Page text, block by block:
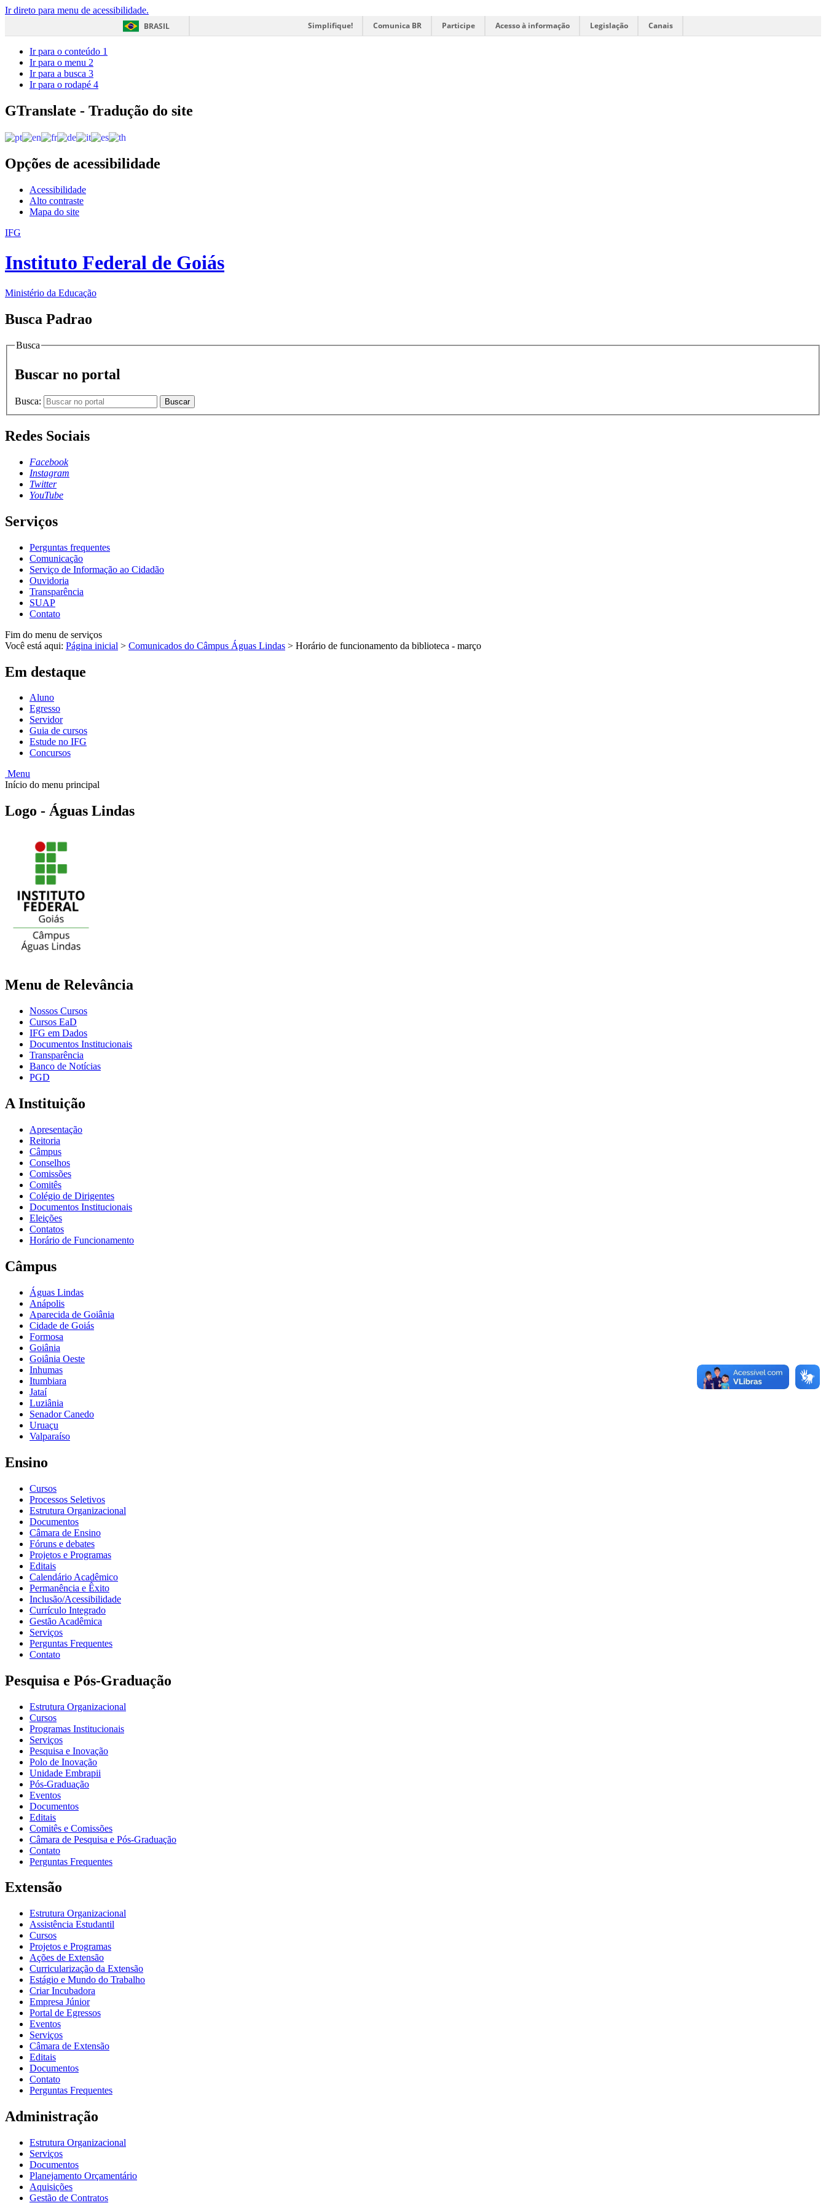
Ir direto para menu de acessibilidade.
BRASIL
Simplifique! Comunica BR Participe Acesso à informação Legislação Canais
Ir para o conteúdo 1
Ir para o menu 2
Ir para a busca 3
Ir para o rodapé 4
GTranslate - Tradução do site
Opções de acessibilidade
Acessibilidade
Alto contraste
Mapa do site
IFG
Instituto Federal de Goiás
Ministério da Educação
Busca Padrao
Busca
Buscar no portal
Busca: Buscar
Redes Sociais
Facebook
Instagram
Twitter
YouTube
Serviços
Perguntas frequentes
Comunicação
Serviço de Informação ao Cidadão
Ouvidoria
Transparência
SUAP
Contato
Fim do menu de serviços
Você está aqui: Página inicial > Comunicados do Câmpus Águas Lindas > Horário de funcionamento da biblioteca - março
Em destaque
Aluno
Egresso
Servidor
Guia de cursos
Estude no IFG
Concursos
Menu
Início do menu principal
Logo - Águas Lindas
Menu de Relevância
Nossos Cursos
Cursos EaD
IFG em Dados
Documentos Institucionais
Transparência
Banco de Notícias
PGD
A Instituição
Apresentação
Reitoria
Câmpus
Conselhos
Comissões
Comitês
Colégio de Dirigentes
Documentos Institucionais
Eleições
Contatos
Horário de Funcionamento
Câmpus
Águas Lindas
Anápolis
Aparecida de Goiânia
Cidade de Goiás
Formosa
Goiânia
Goiânia Oeste
Inhumas
Itumbiara
Jataí
Luziânia
Senador Canedo
Uruaçu
Valparaíso
Ensino
Cursos
Processos Seletivos
Estrutura Organizacional
Documentos
Câmara de Ensino
Fóruns e debates
Projetos e Programas
Editais
Calendário Acadêmico
Permanência e Êxito
Inclusão/Acessibilidade
Currículo Integrado
Gestão Acadêmica
Serviços
Perguntas Frequentes
Contato
Pesquisa e Pós-Graduação
Estrutura Organizacional
Cursos
Programas Institucionais
Serviços
Pesquisa e Inovação
Polo de Inovação
Unidade Embrapii
Pós-Graduação
Eventos
Documentos
Editais
Comitês e Comissões
Câmara de Pesquisa e Pós-Graduação
Contato
Perguntas Frequentes
Extensão
Estrutura Organizacional
Assistência Estudantil
Cursos
Projetos e Programas
Ações de Extensão
Curricularização da Extensão
Estágio e Mundo do Trabalho
Criar Incubadora
Empresa Júnior
Portal de Egressos
Eventos
Serviços
Câmara de Extensão
Editais
Documentos
Contato
Perguntas Frequentes
Administração
Estrutura Organizacional
Serviços
Documentos
Planejamento Orçamentário
Aquisições
Gestão de Contratos